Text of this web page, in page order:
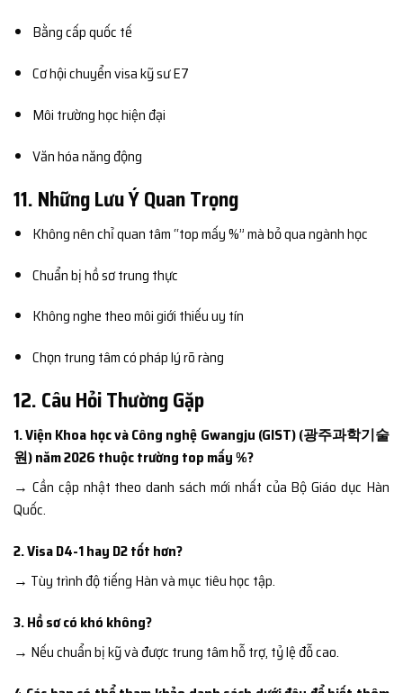
Bằng cấp quốc tế
Cơ hội chuyển visa kỹ sư E7
Môi trường học hiện đại
Văn hóa năng động
11. Những Lưu Ý Quan Trọng
Không nên chỉ quan tâm “top mấy %” mà bỏ qua ngành học
Chuẩn bị hồ sơ trung thực
Không nghe theo môi giới thiếu uy tín
Chọn trung tâm có pháp lý rõ ràng
12. Câu Hỏi Thường Gặp
1. Viện Khoa học và Công nghệ Gwangju (GIST) (광주과학기술
원) năm 2026 thuộc trường top mấy %?
→ Cần cập nhật theo danh sách mới nhất của Bộ Giáo dục Hàn
Quốc.
2. Visa D4-1 hay D2 tốt hơn?
→ Tùy trình độ tiếng Hàn và mục tiêu học tập.
3. Hồ sơ có khó không?
→ Nếu chuẩn bị kỹ và được trung tâm hỗ trợ, tỷ lệ đỗ cao.